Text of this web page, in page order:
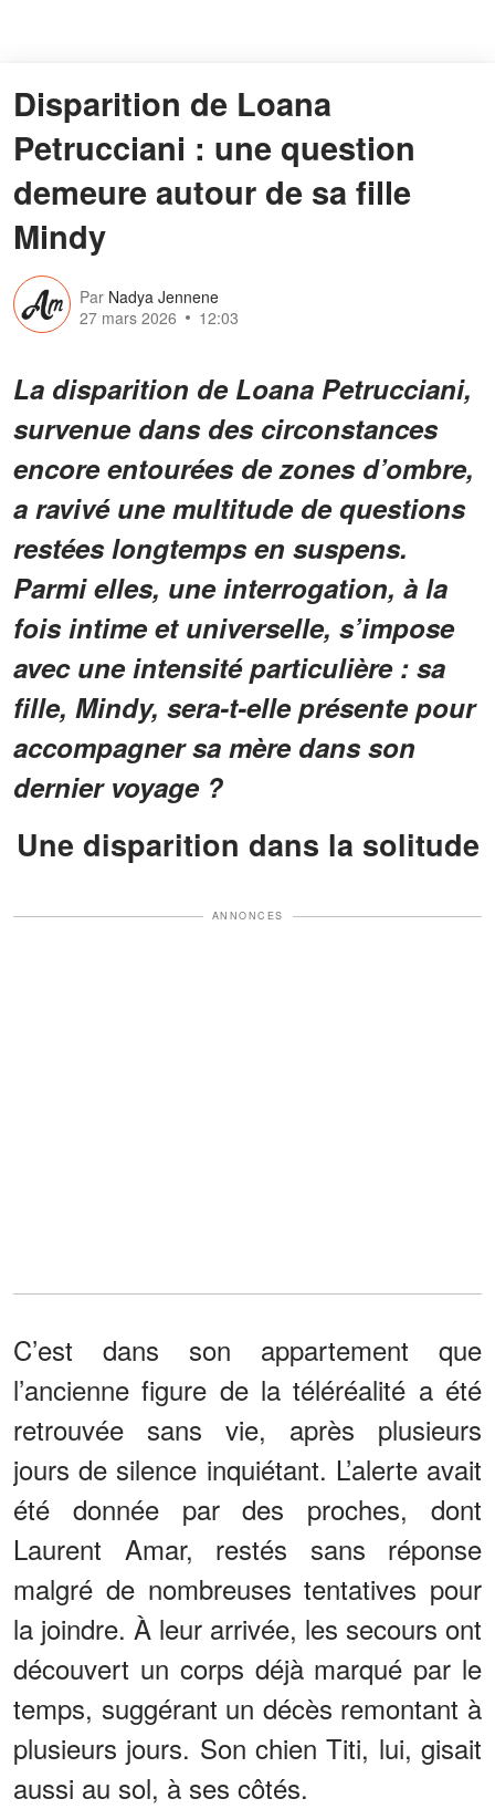
Disparition de Loana
Petrucciani : une question
demeure autour de sa fille
Mindy
Par Nadya Jennene
27 mars 2026
12:03
La disparition de Loana Petrucciani,
survenue dans des circonstances
encore entourées de zones d’ombre,
a ravivé une multitude de questions
restées longtemps en suspens.
Parmi elles, une interrogation, à la
fois intime et universelle, s’impose
avec une intensité particulière : sa
fille, Mindy, sera-t-elle présente pour
accompagner sa mère dans son
dernier voyage ?
Une disparition dans la solitude
ANNONCES
C’est dans son appartement que
l’ancienne figure de la téléréalité a été
retrouvée sans vie, après plusieurs
jours de silence inquiétant. L’alerte avait
été donnée par des proches, dont
Laurent Amar, restés sans réponse
malgré de nombreuses tentatives pour
la joindre. À leur arrivée, les secours ont
découvert un corps déjà marqué par le
temps, suggérant un décès remontant à
plusieurs jours. Son chien Titi, lui, gisait
aussi au sol, à ses côtés.